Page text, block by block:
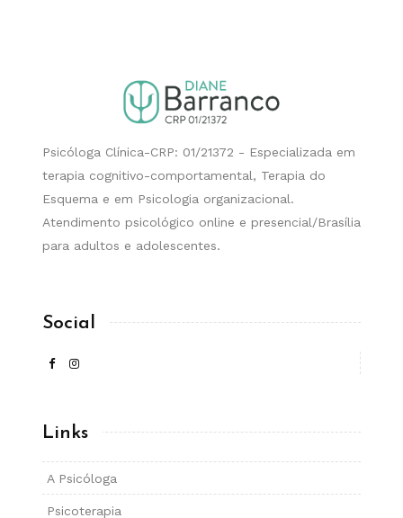
Psicóloga Clínica-CRP: 01/21372 - Especializada em
terapia cognitivo-comportamental, Terapia do
Esquema e em Psicologia organizacional.
Atendimento psicológico online e presencial/Brasília
para adultos e adolescentes.
Social
Links
A Psicóloga
Psicoterapia